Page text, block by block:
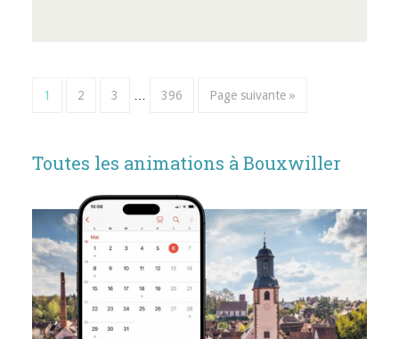
1 2 3 … 396 Page suivante »
Toutes les animations à Bouxwiller